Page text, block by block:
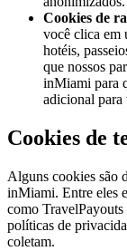
Cookies de
você clica em
hotéis,
que nossos
inMiami para
adicional para
Cookies de
Alguns cookies são
inMiami. Entre eles
como
políticas de
coletam.